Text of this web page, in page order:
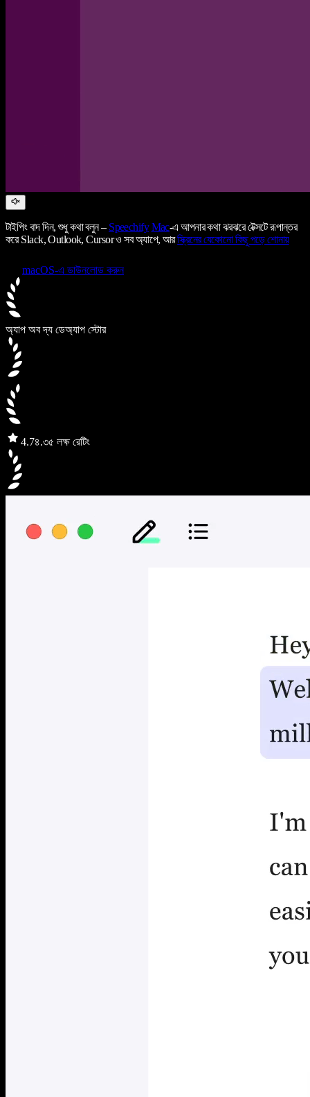
টাইপিং বাদ দিন, শুধু কথা বলুন – Speechify Mac-এ আপনার কথা ঝরঝরে টেক্সটে রূপান্তর
করে Slack, Outlook, Cursor ও সব অ্যাপে, আরস্ক্রিনের যেকোনো কিছু পড়ে শোনায়
macOS-এ ডাউনলোড করুন
অ্যাপ অব দ্য ডেঅ্যাপ স্টোর
4.7৪.৩৫ লক্ষ রেটিং